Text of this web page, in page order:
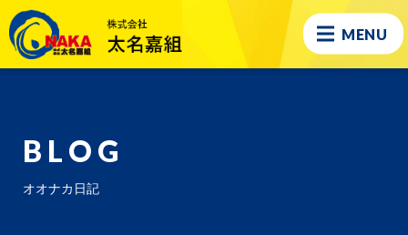
MENU
BLOG
オオナカ日記